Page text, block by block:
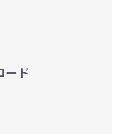
1個当た
ード